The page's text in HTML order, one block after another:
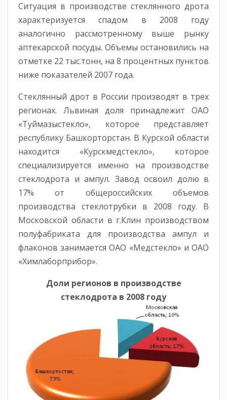
Ситуация в производстве стеклянного дрота
характеризуется спадом в 2008 году
аналогично рассмотренному выше рынку
аптекарской посуды. Объемы остановились на
отметке 22 тыс.тонн, на 8 процентных пунктов
ниже показателей 2007 года.
Стеклянный дрот в России производят в трех
регионах. Львиная доля принадлежит ОАО
«Туймазыстекло», которое представляет
республику Башкорторстан. В Курской области
находится «Курскмедстекло», которое
специализируется именно на производстве
стеклодрота и ампул. Завод освоил долю в
17% от общероссийских объемов
производства стеклотрубки в 2008 году. В
Московской области в г.Клин производством
полуфабриката для производства ампул и
флаконов занимается ОАО «Медстекло» и ОАО
«Химлаборприбор».
Доли регионов в производстве
стеклодрота в 2008 году